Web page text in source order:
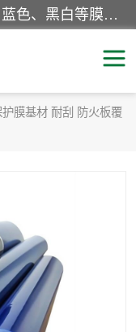
该类保护膜有复合，透明、奶白、蓝色、黑白等膜型。特高粘，高粘，中高粘，中粘，中低粘，低粘等。对于不同的粘力要求有相应的产品相适配。无胶渍残留污染。在较宽的收卷幅度下平整无皱纹，收卷长度大，利于机械化及自动化施工粘贴。为您的产品提供的表面保护解决方案。 产品广泛适用于：铝材、不锈钢、金属、塑料、电子、家电、家具、玻璃、化工材料、装饰材料等。
护膜基材 耐刮 防火板覆
护膜
护膜
护膜